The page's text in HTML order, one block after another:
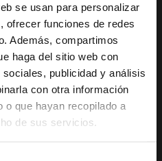
se usan para personalizar
ofrecer funciones de redes
Además, compartimos
haga del sitio web con
publicidad y análisis
con otra información
o que hayan recopilado a
de sus servicios.
Y LUSÓFONA